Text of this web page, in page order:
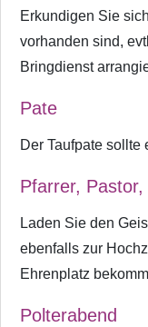
Erkundigen Sie
vorhanden sind,
Bringdienst
Pate
Der Taufpate sollte
Pfarrer, Pastor,
Laden Sie den
ebenfalls zur
Ehrenplatz
Polterabend